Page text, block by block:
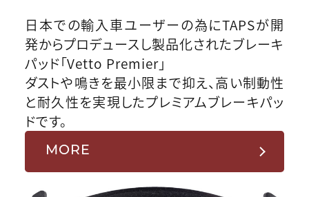
日本での輸入車ユーザーの為にTAPSが開
発からプロデュースし製品化されたブレーキ
パッド「Vetto Premier」
ダストや鳴きを最小限まで抑え、高い制動性
と耐久性を実現したプレミアムブレーキパッ
ドです。
MORE